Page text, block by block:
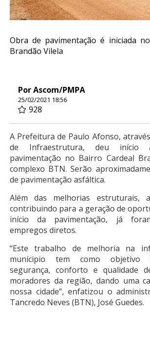
Obra de pavimentação é iniciada
Brandão Vilela
Por Ascom/PMPA
25/02/2021 18:56
928
A Prefeitura de Paulo Afonso,
de Infraestrutura, deu início
pavimentação no Bairro Cardeal
complexo BTN. Serão
de pavimentação asfáltica.
Além das melhorias estruturais,
contribuindo para a geração de
início da pavimentação, já
empregos diretos.
“Este trabalho de melhoria na
munícipio tem como objetivo
segurança, conforto e qualidade
moradores da região, dando uma
nossa cidade”, enfatizou o
Tancredo Neves (BTN), José Guedes.